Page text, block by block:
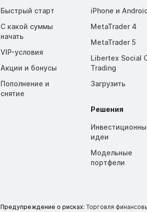
Быстрый старт
С какой суммы
начать
VIP-условия
Акции и бонусы
Пополнение и
снятие
iPhone и
MetaTrader 4
MetaTrader 5
Libertex Social
Trading
Загрузить
Решения
идеи
Модельные
портфели
Предупреждение о рисках: Торговля